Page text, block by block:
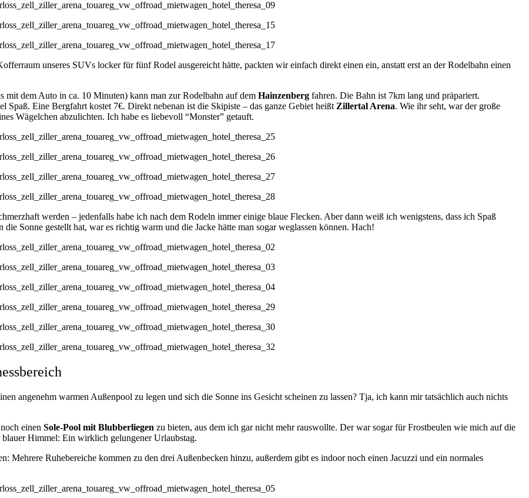
unseres SUVs locker für fünf Rodel ausgereicht hätte, packten wir einfach direkt einen ein, anstatt erst an der Rodelbahn einen
mit dem Auto in ca. 10 Minuten) kann man zur Rodelbahn auf dem Hainzenberg fahren. Die Bahn ist 7km lang und präpariert.
Spaß. Eine Bergfahrt kostet 7€. Direkt nebenan ist die Skipiste – das ganze Gebiet heißt Zillertal Arena. Wie ihr seht, war der große
Wägelchen abzulichten. Ich habe es liebevoll “Monster” getauft.
werden – jedenfalls habe ich nach dem Rodeln immer einige blaue Flecken. Aber dann weiß ich wenigstens, dass ich Spaß
Sonne gestellt hat, war es richtig warm und die Jacke hätte man sogar weglassen können. Hach!
angenehm warmen Außenpool zu legen und sich die Sonne ins Gesicht scheinen zu lassen? Tja, ich kann mir tatsächlich auch nichts
einen Sole-Pool mit Blubberliegen zu bieten, aus dem ich gar nicht mehr rauswollte. Der war sogar für Frostbeulen wie mich auf die
Himmel: Ein wirklich gelungener Urlaubstag.
Mehrere Ruhebereiche kommen zu den drei Außenbecken hinzu, außerdem gibt es indoor noch einen Jacuzzi und ein normales